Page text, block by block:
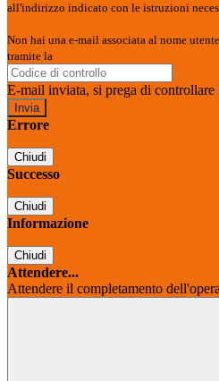
all'indirizzo indicato con le istruzioni
Non hai una e-mail associata al nome
tramite la
E-mail inviata, si prega di controllare
Errore
Chiudi
Successo
Chiudi
Informazione
Chiudi
Attendere...
Attendere il completamento